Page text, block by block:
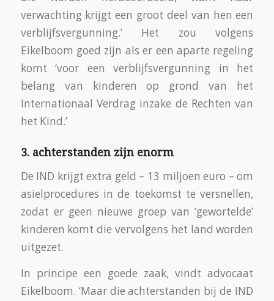
verwachting krijgt een groot deel van hen een
verblijfsvergunning.’ Het zou volgens
Eikelboom goed zijn als er een aparte regeling
komt ‘voor een verblijfsvergunning in het
belang van kinderen op grond van het
Internationaal Verdrag inzake de Rechten van
het Kind.’
3. achterstanden zijn enorm
De IND krijgt extra geld – 13 miljoen euro – om
asielprocedures in de toekomst te versnellen,
zodat er geen nieuwe groep van ‘gewortelde’
kinderen komt die vervolgens het land worden
uitgezet.
In principe een goede zaak, vindt advocaat
Eikelboom. ‘Maar die achterstanden bij de IND